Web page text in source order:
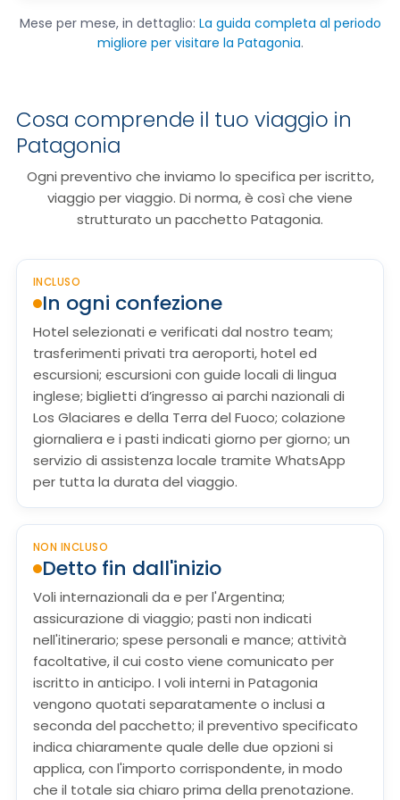
Mese per mese, in dettaglio: La guida completa al periodo
migliore per visitare la Patagonia.
Cosa comprende il tuo viaggio in
Patagonia
Ogni preventivo che inviamo lo specifica per iscritto,
viaggio per viaggio. Di norma, è così che viene
strutturato un pacchetto Patagonia.
INCLUSO
In ogni confezione
Hotel selezionati e verificati dal nostro team;
trasferimenti privati tra aeroporti, hotel ed
escursioni; escursioni con guide locali di lingua
inglese; biglietti d’ingresso ai parchi nazionali di
Los Glaciares e della Terra del Fuoco; colazione
giornaliera e i pasti indicati giorno per giorno; un
servizio di assistenza locale tramite WhatsApp
per tutta la durata del viaggio.
NON INCLUSO
Detto fin dall'inizio
Voli internazionali da e per l'Argentina;
assicurazione di viaggio; pasti non indicati
nell'itinerario; spese personali e mance; attività
facoltative, il cui costo viene comunicato per
iscritto in anticipo. I voli interni in Patagonia
vengono quotati separatamente o inclusi a
seconda del pacchetto; il preventivo specificato
indica chiaramente quale delle due opzioni si
applica, con l'importo corrispondente, in modo
che il totale sia chiaro prima della prenotazione.